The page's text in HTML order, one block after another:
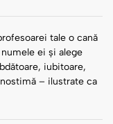
tale o cană
ei și alege
iubitoare,
– ilustrate ca